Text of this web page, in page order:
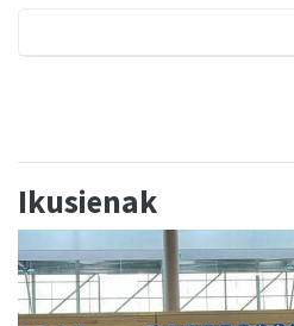
Ikusienak